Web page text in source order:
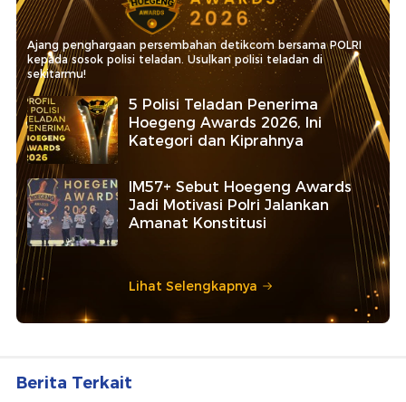
Ajang penghargaan persembahan detikcom bersama POLRI
kepada sosok polisi teladan. Usulkan polisi teladan di
sekitarmu!
5 Polisi Teladan Penerima
Hoegeng Awards 2026, Ini
Kategori dan Kiprahnya
IM57+ Sebut Hoegeng Awards
Jadi Motivasi Polri Jalankan
Amanat Konstitusi
Lihat Selengkapnya
Berita Terkait